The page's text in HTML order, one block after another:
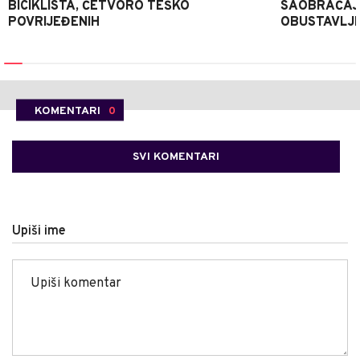
BICIKLISTA, ČETVORO TEŠKO
POVRIJEĐENIH
KOMENTARI 0
SVI KOMENTARI
Upiši ime